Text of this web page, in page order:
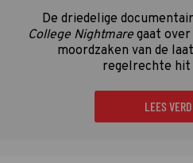
De driedelige
College Nightmaregaat over
moordzaken van de
regelrechte
LEES